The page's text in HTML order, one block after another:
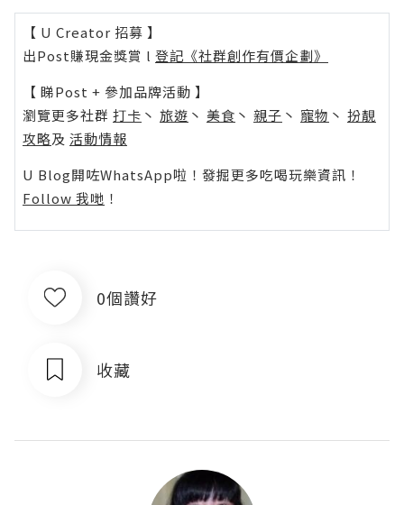
【 U Creator 招募 】
出Post賺現金獎賞 l 登記《社群創作有價企劃》
【 睇Post + 參加品牌活動 】
瀏覽更多社群 打卡 丶 旅遊 丶 美食 丶 親子 丶 寵物 丶 扮靚
攻略及 活動情報
U Blog開咗WhatsApp啦！發掘更多吃喝玩樂資訊！
Follow 我哋 ！
0個讚好
收藏